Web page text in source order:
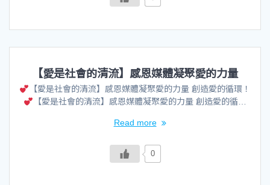
【愛是社會的清流】感恩媒體凝聚愛的力量
【愛是社會的清流】感恩媒體凝聚愛的力量 創造愛的循環！
【愛是社會的清流】感恩媒體凝聚愛的力量 創造愛的循…
Read more
0